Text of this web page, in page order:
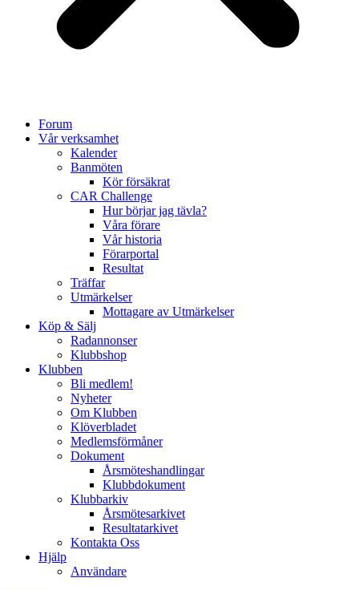
Forum
Vår verksamhet
Kalender
Banmöten
Kör försäkrat
CAR Challenge
Hur börjar jag tävla?
Våra förare
Vår historia
Förarportal
Resultat
Träffar
Utmärkelser
Mottagare av Utmärkelser
Köp & Sälj
Radannonser
Klubbshop
Klubben
Bli medlem!
Nyheter
Om Klubben
Klöverbladet
Medlemsförmåner
Dokument
Årsmöteshandlingar
Klubbdokument
Klubbarkiv
Årsmötesarkivet
Resultatarkivet
Kontakta Oss
Hjälp
Användare